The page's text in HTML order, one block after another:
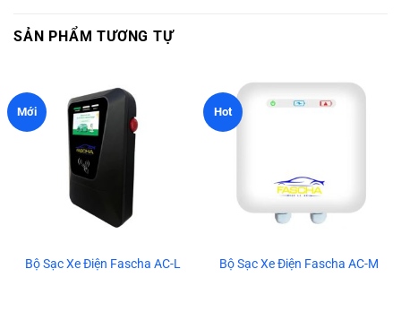
SẢN PHẨM TƯƠNG TỰ
Mới
Bộ Sạc Xe Điện Fascha AC-L
Hot
Bộ Sạc Xe Điện Fascha AC-M